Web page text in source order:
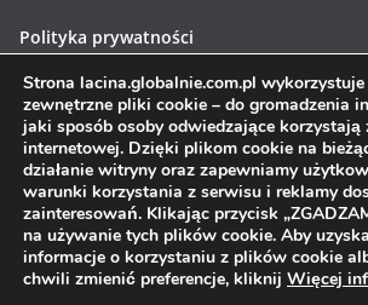
Polityka prywatności
Polityka cookies
Prawa autorskie © 2026Łacina globalnie
zastrzeżone.
Motyw:ColorMagstworzony przez
Strona lacina.globalnie.com.pl
zewnętrzne pliki cookie – do gromadzenia
jaki sposób osoby odwiedzające korzystają
internetowej. Dzięki plikom cookie na
działanie witryny oraz zapewniamy
warunki korzystania z serwisu i reklamy
zainteresowań. Klikając przycisk
na używanie tych plików cookie. Aby
informacje o korzystaniu z plików cookie
chwili zmienić preferencje, kliknij Więcej